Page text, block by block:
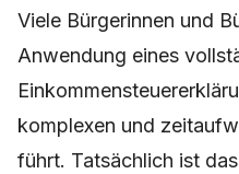
Viele Bürgerinnen und
Anwendung eines
komplexen und
führt. Tatsächlich ist